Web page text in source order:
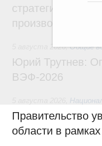
стратегической
5 августа 2026,Общие
Юрий Трутнев:
ВЭФ-2026
Правительство
области в